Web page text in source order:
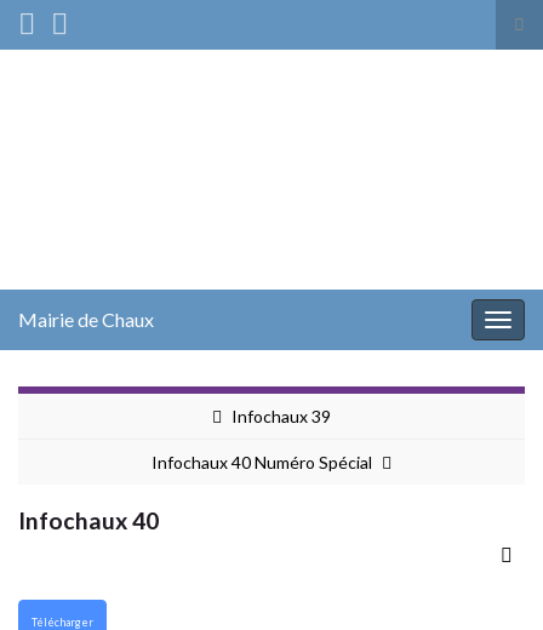
Mairie de Chaux
Infochaux 39
Infochaux 40 Numéro Spécial
Infochaux 40
Télécharger